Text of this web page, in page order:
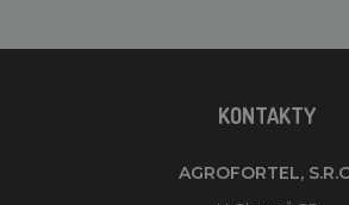
KONTAKTY
AGROFORTEL,